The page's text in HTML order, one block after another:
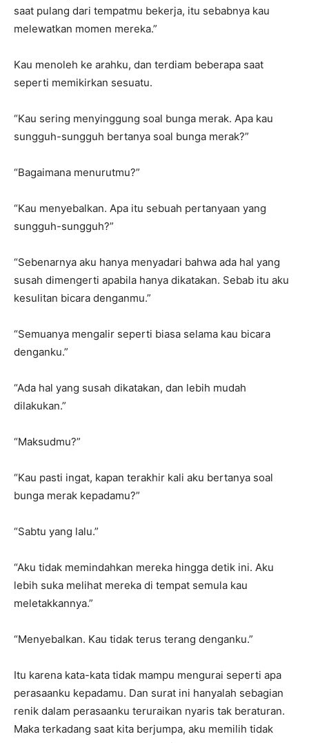
saat pulang dari tempatmu bekerja, itu sebabnya kau
melewatkan momen mereka.”
Kau menoleh ke arahku, dan terdiam beberapa saat
seperti memikirkan sesuatu.
“Kau sering menyinggung soal bunga merak. Apa kau
sungguh-sungguh bertanya soal bunga merak?”
“Bagaimana menurutmu?”
“Kau menyebalkan. Apa itu sebuah pertanyaan yang
sungguh-sungguh?”
“Sebenarnya aku hanya menyadari bahwa ada hal yang
susah dimengerti apabila hanya dikatakan. Sebab itu aku
kesulitan bicara denganmu.”
“Semuanya mengalir seperti biasa selama kau bicara
denganku.”
“Ada hal yang susah dikatakan, dan lebih mudah
dilakukan.”
“Maksudmu?”
“Kau pasti ingat, kapan terakhir kali aku bertanya soal
bunga merak kepadamu?”
“Sabtu yang lalu.”
“Aku tidak memindahkan mereka hingga detik ini. Aku
lebih suka melihat mereka di tempat semula kau
meletakkannya.”
“Menyebalkan. Kau tidak terus terang denganku.”
Itu karena kata-kata tidak mampu mengurai seperti apa
perasaanku kepadamu. Dan surat ini hanyalah sebagian
renik dalam perasaanku teruraikan nyaris tak beraturan.
Maka terkadang saat kita berjumpa, aku memilih tidak